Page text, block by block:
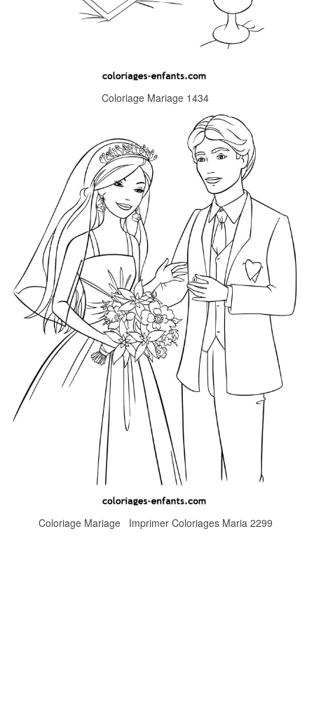
Coloriage Mariage 1434
Coloriage Mariage Imprimer Coloriages Maria 2299